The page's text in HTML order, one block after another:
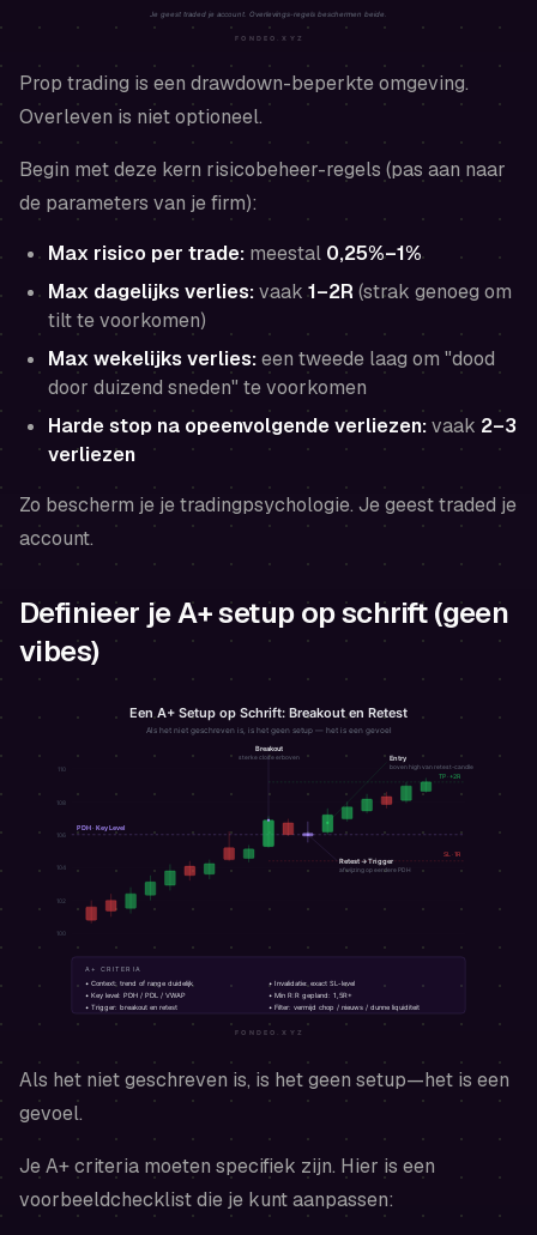
Prop trading is een drawdown-beperkte omgeving.
Overleven is niet optioneel.
Begin met deze kern risicobeheer-regels (pas aan naar
de parameters van je firm):
Max risico per trade: meestal 0,25%–1%
Max dagelijks verlies:vaak1–2R (strak genoeg om
tilt te voorkomen)
Max wekelijks verlies:een tweede laag om "dood
door duizend sneden" te voorkomen
Harde stop na opeenvolgende verliezen:vaak 2–3
verliezen
Zo bescherm je je tradingpsychologie. Je geest traded je
account.
Definieer je A+ setup op schrift (geen
vibes)
Als het niet geschreven is, is het geen setup—het is een
gevoel.
Je A+ criteria moeten specifiek zijn. Hier is een
voorbeeldchecklist die je kunt aanpassen: